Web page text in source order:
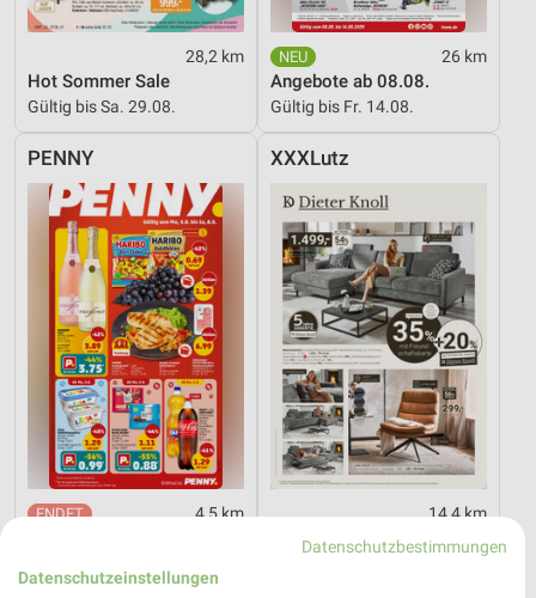
28,2 km
Hot Sommer Sale
Gültig bis Sa. 29.08.
26 km
Angebote ab 08.08.
Gültig bis Fr. 14.08.
PENNY
4,5 km
XXXLutz
14,4 km
Dieter Knoll
Datenschutzbestimmungen
Datenschutzeinstellungen